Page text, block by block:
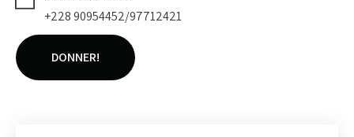
+228 90954452/97712421
DONNER!